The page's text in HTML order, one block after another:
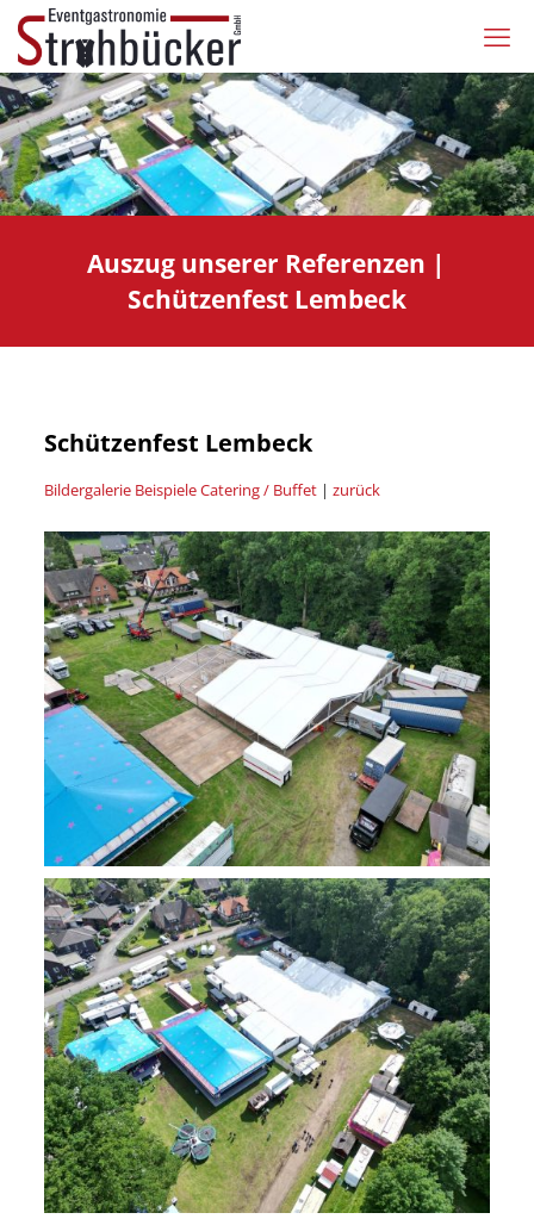
Auszug unserer Referenzen |
Schützenfest Lembeck
Schützenfest Lembeck
Bildergalerie Beispiele Catering / Buffet| zurück